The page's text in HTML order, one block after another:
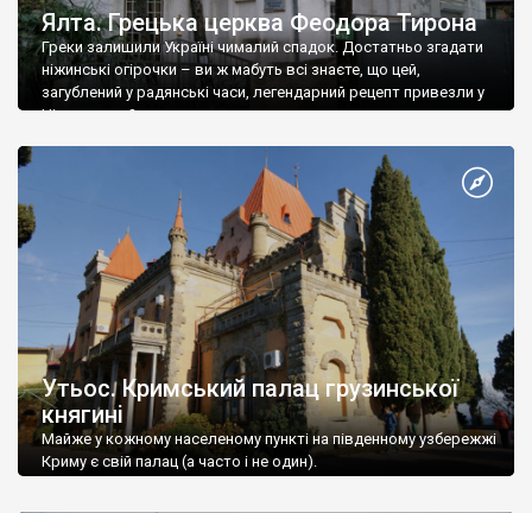
Ялта. Грецька церква Феодора Тирона
Греки залишили Україні чималий спадок. Достатньо згадати
ніжинські огірочки – ви ж мабуть всі знаєте, що цей,
загублений у радянські часи, легендарний рецепт привезли у
Ніжин греки?
Утьос. Кримський палац грузинської
княгині
Майже у кожному населеному пункті на південному узбережжі
Криму є свій палац (а часто і не один).